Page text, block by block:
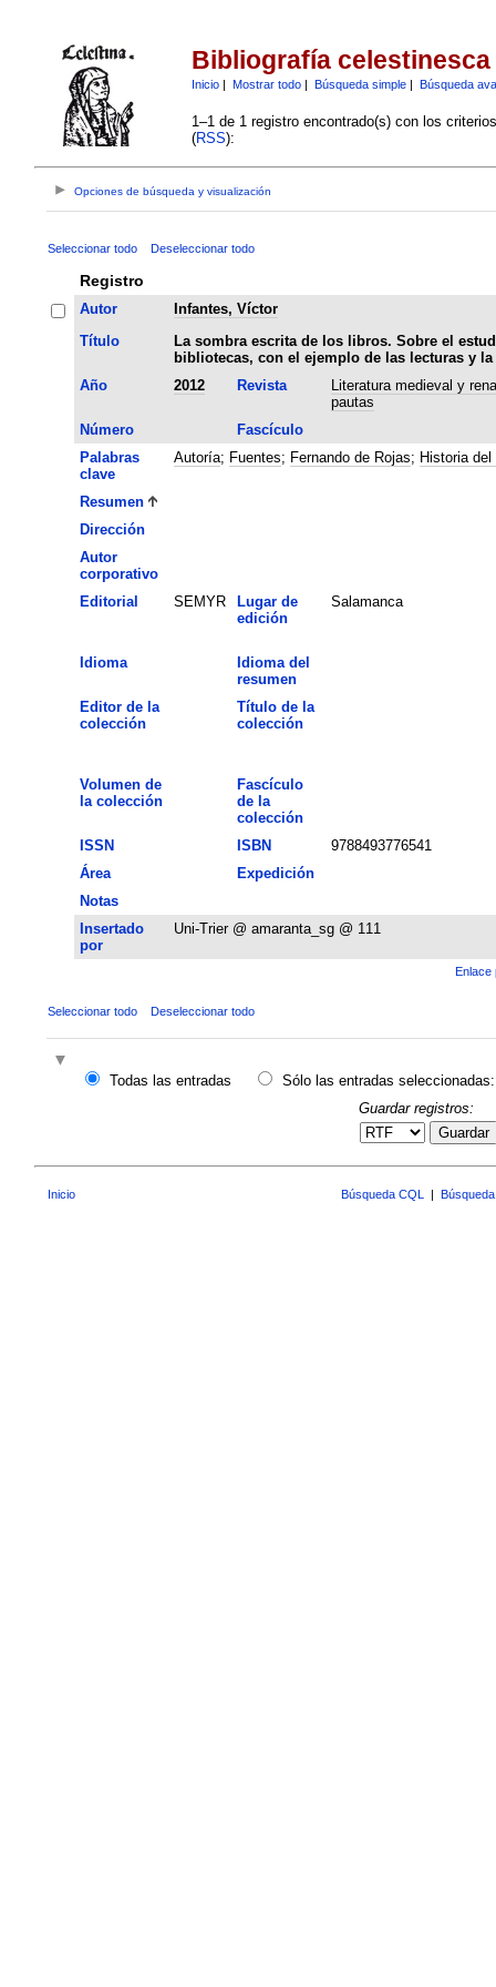
Bibliografía celestinesca
Inicio| Mostrar todo| Búsqueda simple| Búsqueda
1–1 de 1 registro encontrado(s) con los
(RSS):
Opciones de búsqueda y visualización
Seleccionar todo Deseleccionar todo
Registro
Autor
Infantes, Víctor
Título
La sombra escrita de los libros. Sobre el
bibliotecas, con el ejemplo de las lecturas y
Año
2012 Revista
Literatura medieval y
pautas
Número
Fascículo
Palabras
clave
Autoría; Fuentes; Fernando de Rojas; Historia del
Resumen
Dirección
Autor
corporativo
Editorial
SEMYR
Lugar de
edición
Salamanca
Idioma
Idioma del
resumen
Editor de la
colección
Título de la
colección
Volumen de
la colección
Fascículo
de la
colección
ISSN
ISBN
9788493776541
Área
Expedición
Notas
Insertado
por
Uni-Trier @ amaranta_sg @ 111
Enlace
Seleccionar todo Deseleccionar todo
Todas las entradas
Sólo las entradas seleccionadas:
Guardar registros:
Guardar
Inicio Búsqueda CQL